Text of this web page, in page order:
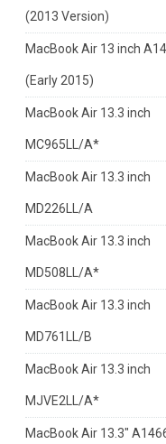
(2013 Version)
MacBook Air 13 inch
(Early 2015)
MacBook Air 13.3 inch
MC965LL/A*
MacBook Air 13.3 inch
MD226LL/A
MacBook Air 13.3 inch
MD508LL/A*
MacBook Air 13.3 inch
MD761LL/B
MacBook Air 13.3 inch
MJVE2LL/A*
MacBook Air 13.3"